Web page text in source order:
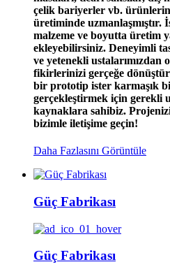
çelik bariyerler vb.
üretiminde uzmanlaşmıştır.
malzeme ve boyutta üretim
ekleyebilirsiniz. Deneyimli
ve yetenekli ustalarımızdan
fikirlerinizi gerçeğe
bir prototip ister karmaşık
gerçekleştirmek için gerekli
kaynaklara sahibiz.
bizimle iletişime geçin!
Daha Fazlasını Görüntüle
Güç Fabrikası
Güç Fabrikası